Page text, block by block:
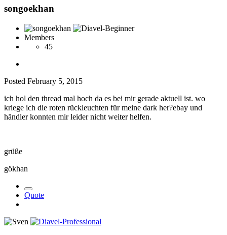
songoekhan
Members
45
Posted February 5, 2015
ich hol den thread mal hoch da es bei mir gerade aktuell ist. wo
kriege ich die roten rückleuchten für meine dark her?ebay und
händler konnten mir leider nicht weiter helfen.
grüße
gökhan
Quote